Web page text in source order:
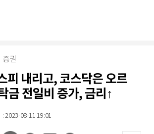
증권
피 내리고, 코스닥은 오르
금 전일비 증가, 금리↑
: 2023-08-11 19:01